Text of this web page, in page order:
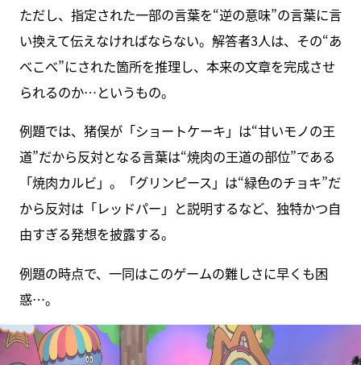
ただし、指定された一部の言葉を“逆の意味”の言葉に言
い換えて伝えなければならない。解答者3人は、その“あ
べこべ”にされた箇所を推理し、本来の文章を完成させ
られるのか…というもの。
例題では、猪俣が「ショートケーキ」は“甘いモノの王
道”だから反対となる言葉は“焼肉の王道の部位”である
「焼肉カルビ」。「グリンピース」は“緑色のチョキ”だ
から反対は「レッドパー」と説明するなど、独特かつ自
由すぎる発想を披露する。
例題の時点で、一同はこのゲームの難しさに早くも困
惑…。